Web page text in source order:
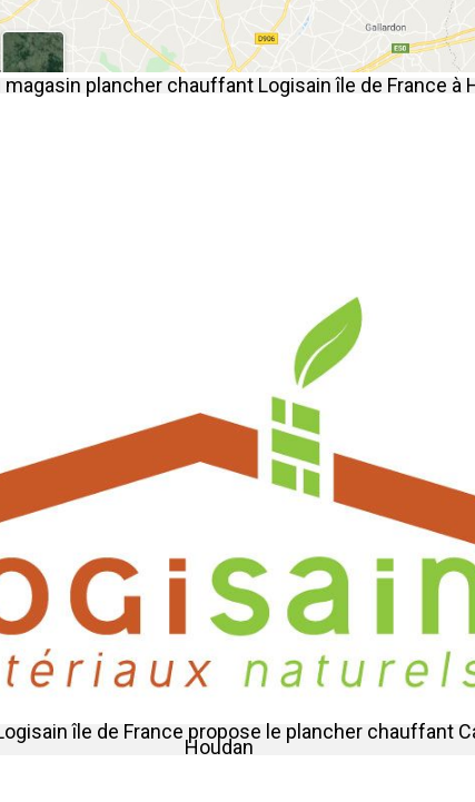
plancher chauffant Logisain île de France à
île de France propose le plancher chauffant
Houdan